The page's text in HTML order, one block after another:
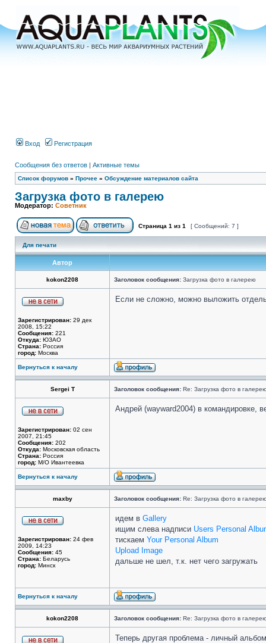
Вход Регистрация
Сообщения без ответов | Активные темы
Список форумов » Прочее » Обсуждение материалов сайта
Загрузка фото в галерею
Модератор: Советник
Страница 1 из 1 [ Сообщений: 7 ]
Для печати
Автор
kokon2208 Заголовок сообщения: Загрузка фото в галерею
Зарегистрирован: 29 дек
2008, 15:22
Сообщения: 221
Откуда: ЮЗАО
Страна: Россия
город: Москва
Если не сложно, можно выложить
Вернуться к началу
Sergei T Заголовок сообщения: Re: Загрузка фото в
Зарегистрирован: 02 сен
2007, 21:45
Сообщения: 202
Откуда: Московская область
Страна: Россия
город: М/О Ивантеевка
Андрей (wayward2004) в командировке,
Вернуться к началу
maxby Заголовок сообщения: Re: Загрузка фото в
Зарегистрирован: 24 фев
2009, 14:23
Сообщения: 45
Страна: Беларусь
город: Минск
идем в Gallery
ищим слева надписи Users Personal
тискаем Your Personal Album
Upload Image
дальше не шел, т.к. нет чего загружать
Вернуться к началу
kokon2208 Заголовок сообщения: Re: Загрузка фото в
Теперь другая проблема - личный